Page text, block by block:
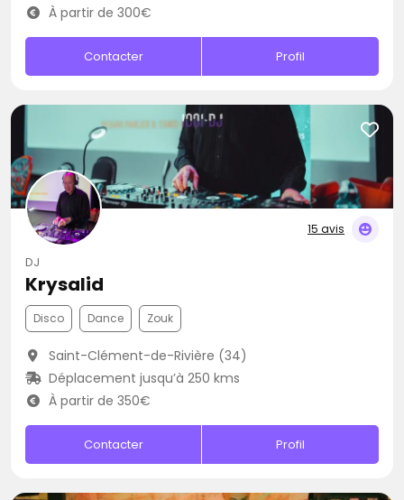
À partir de 300€
Contacter Profil
15 avis
DJ
Krysalid
Disco Dance Zouk
Saint-Clément-de-Rivière (34)
Déplacement jusqu’à 250 kms
À partir de 350€
Contacter Profil